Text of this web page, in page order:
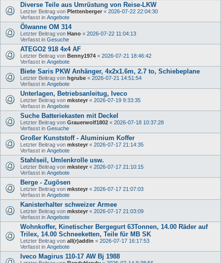
Diverse Teile aus Umrüstung von Reise-LKW
Letzter Beitrag von Plettenberger « 2026-07-22 22:04:30
Verfasst in Angebote
Ölwanne OM 314
Letzter Beitrag von Hano « 2026-07-22 11:04:13
Verfasst in Gesuche
ATEGO2 918 4x4 AF
Letzter Beitrag von Benny1974 « 2026-07-21 18:46:42
Verfasst in Angebote
Biete Saris PKW Anhänger, 4x2x1.6m, 2.7 to, Schiebeplane
Letzter Beitrag von hgrube « 2026-07-21 14:51:54
Verfasst in Angebote
Unterlagen, Betriebsanleitug, Iveco
Letzter Beitrag von mksteyr « 2026-07-19 9:33:35
Verfasst in Angebote
Suche Batteriekasten mit Deckel
Letzter Beitrag von Grauerwolf1802 « 2026-07-18 10:37:28
Verfasst in Gesuche
Großer Kunststoff - Aluminium Koffer
Letzter Beitrag von mksteyr « 2026-07-17 21:14:35
Verfasst in Angebote
Stahlseil, Umlenkrolle usw.
Letzter Beitrag von mksteyr « 2026-07-17 21:10:15
Verfasst in Angebote
Berge - Zugösen
Letzter Beitrag von mksteyr « 2026-07-17 21:07:03
Verfasst in Angebote
Kanisterhalter schweizer Armee
Letzter Beitrag von mksteyr « 2026-07-17 21:03:09
Verfasst in Angebote
Wohnkoffer, Kinetischer Bergegurt 63Tonnen, 14.00 Räder auf
Trilex, 14.00 Schneeketten, Teile für MB SK
Letzter Beitrag von all(r)addin « 2026-07-17 16:17:53
Verfasst in Angebote
Iveco Magirus 110-17 AW Bj 1988